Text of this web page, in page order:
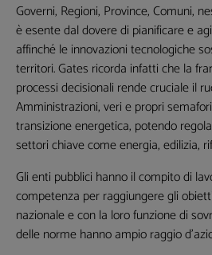
Governi, Regioni, Province, Comuni,
è esente dal dovere di pianificare e
affinché le innovazioni tecnologiche
territori. Gates ricorda infatti che la
processi decisionali rende cruciale il
Amministrazioni, veri e propri
transizione energetica, potendo
settori chiave come energia, edilizia,
Gli enti pubblici hanno il compito di
competenza per raggiungere gli
nazionale e con la loro funzione di
delle norme hanno ampio raggio
Lasciaci la tua Email per
esclusivi o in anteprima